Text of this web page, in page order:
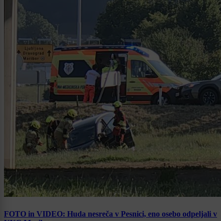
FOTO in VIDEO: Huda nesreča v Pesnici, eno osebo odpeljali v